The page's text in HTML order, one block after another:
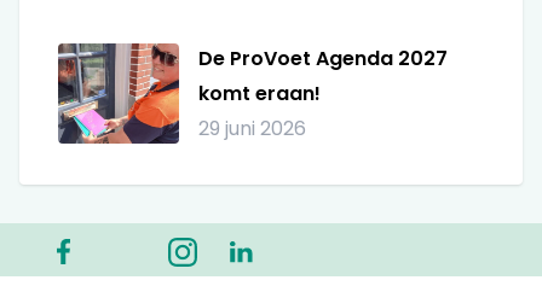
De ProVoet Agenda 2027
komt eraan!
29 juni 2026